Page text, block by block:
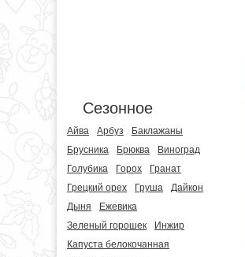
Сезонное
Айва Арбуз
Баклажаны
Брусника
Брюква
Виноград
Голубика
Горох
Гранат
Грецкий орех
Груша
Дайкон
Дыня
Ежевика
Зеленый горошек
Инжир
Капуста белокочанная